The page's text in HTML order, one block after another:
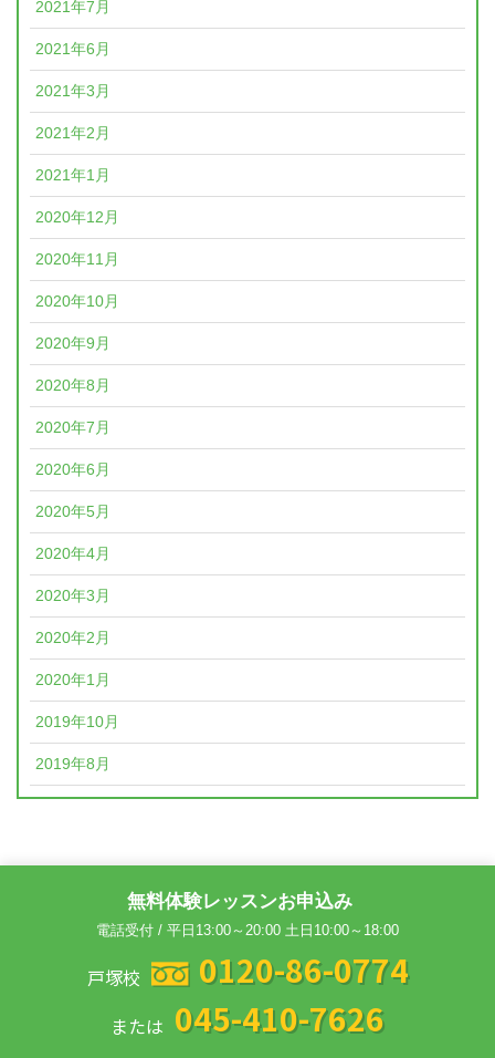
2021年7月
2021年6月
2021年3月
2021年2月
2021年1月
2020年12月
2020年11月
2020年10月
2020年9月
2020年8月
2020年7月
2020年6月
2020年5月
2020年4月
2020年3月
2020年2月
2020年1月
2019年10月
2019年8月
無料体験レッスンお申込み
電話受付 / 平日13:00～20:00 土日10:00～18:00
戸塚校 0120-86-0774
または 045-410-7626